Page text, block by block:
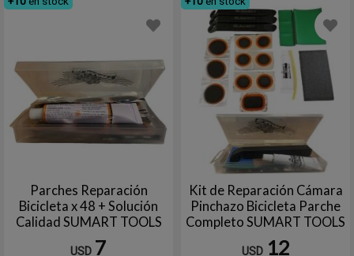
Parches Reparación
Bicicleta x 48 + Solución
Calidad SUMART TOOLS
USD 7
Kit de Reparación Cámara
Pinchazo Bicicleta Parche
Completo SUMART TOOLS
USD 12